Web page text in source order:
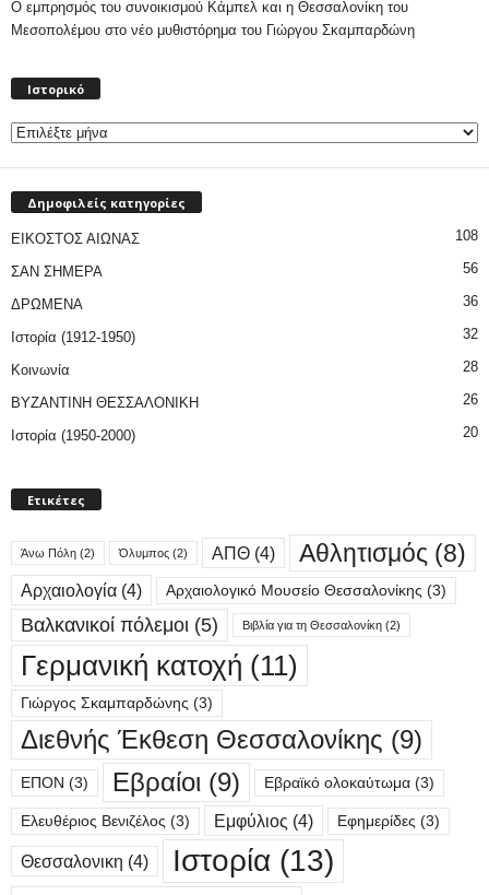
Ο εμπρησμός του συνοικισμού Κάμπελ και η Θεσσαλονίκη του
Μεσοπολέμου στο νέο μυθιστόρημα του Γιώργου Σκαμπαρδώνη
Ιστορικό
Δημοφιλείς κατηγορίες
ΕΙΚΟΣΤΟΣ ΑΙΩΝΑΣ 108
ΣΑΝ ΣΗΜΕΡΑ 56
ΔΡΩΜΕΝΑ 36
Ιστορία (1912-1950) 32
Κοινωνία 28
ΒΥΖΑΝΤΙΝΗ ΘΕΣΣΑΛΟΝΙΚΗ 26
Ιστορία (1950-2000) 20
Ετικέτες
Άνω Πόλη (2) Όλυμπος (2) ΑΠΘ (4) Αθλητισμός (8)
Αρχαιολογία (4) Αρχαιολογικό Μουσείο Θεσσαλονίκης (3)
Βαλκανικοί πόλεμοι (5) Βιβλία για τη Θεσσαλονίκη (2)
Γερμανική κατοχή (11)
Γιώργος Σκαμπαρδώνης (3)
Διεθνής Έκθεση Θεσσαλονίκης (9)
ΕΠΟΝ (3) Εβραίοι (9) Εβραϊκό ολοκαύτωμα (3)
Ελευθέριος Βενιζέλος (3) Εμφύλιος (4) Εφημερίδες (3)
Θεσσαλονικη (4) Ιστορία (13)